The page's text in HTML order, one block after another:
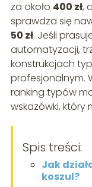
za około 400 zł,
sprawdza się
50 zł. Jeśli
automatyzacji,
konstrukcjach
profesjonalnym.
ranking typów
wskazówki,
Spis treści:
Jak
koszul?